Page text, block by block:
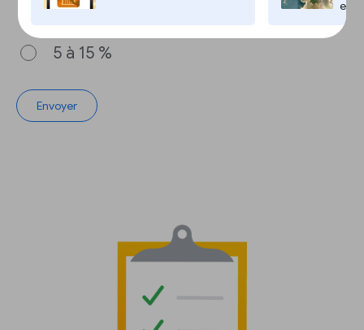
et
0 à 5 %
5 à 15 %
Envoyer